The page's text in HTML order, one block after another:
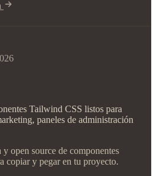
Tailwind CSS listos para
paneles de administración
open source de componentes
copiar y pegar en tu proyecto.